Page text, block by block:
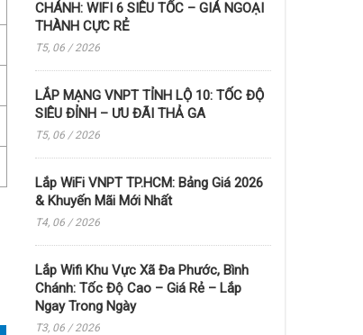
CHÁNH: WIFI 6 SIÊU TỐC – GIÁ NGOẠI
THÀNH CỰC RẺ
T5, 06 / 2026
LẮP MẠNG VNPT TỈNH LỘ 10: TỐC ĐỘ
SIÊU ĐỈNH – ƯU ĐÃI THẢ GA
T5, 06 / 2026
Lắp WiFi VNPT TP.HCM: Bảng Giá 2026
& Khuyến Mãi Mới Nhất
T4, 06 / 2026
Lắp Wifi Khu Vực Xã Đa Phước, Bình
Chánh: Tốc Độ Cao – Giá Rẻ – Lắp
Ngay Trong Ngày
T3, 06 / 2026